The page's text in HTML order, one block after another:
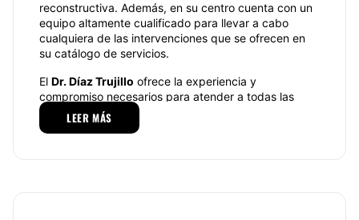
reconstructiva. Además, en su centro cuenta con un
equipo altamente cualificado para llevar a cabo
cualquiera de las intervenciones que se ofrecen en
su catálogo de servicios.
El Dr. Díaz Trujillo ofrece la experiencia y
compromiso necesarios para atender a todas las
personas que quieran estar seguras de la idoneidad
y expectativas reales de resultado del tratamiento
LEER MÁS